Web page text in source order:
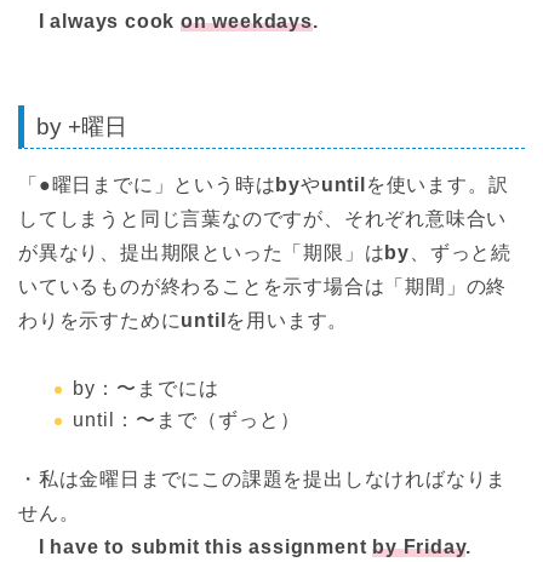
I always cookon weekdays.
by +曜日
「●曜日までに」という時は byやuntil を使います。訳
してしまうと同じ言葉なのですが、それぞれ意味合い
が異なり、提出期限といった「期限」は by 、ずっと続
いているものが終わることを示す場合は「期間」の終
わりを示すためにuntil を用います。
by：〜までには
until：〜まで（ずっと）
・私は金曜日までにこの課題を提出しなければなりま
せん。
I have to submit this assignmentby Friday.